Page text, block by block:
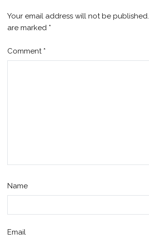
Your email address will not be published.
are marked *
Comment *
Name
Email